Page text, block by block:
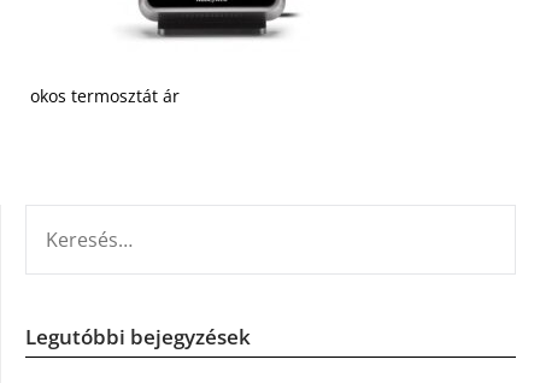
okos termosztát ár
Legutóbbi bejegyzések